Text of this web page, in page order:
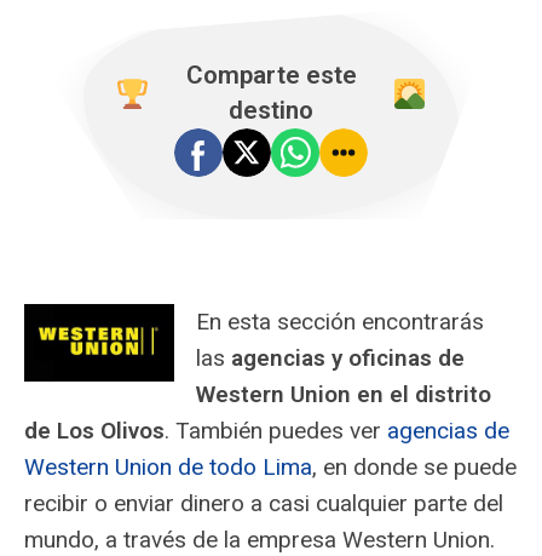
Comparte este
destino
En esta sección encontrarás
las agencias y oficinas de
Western Union en el distrito
de Los Olivos. También puedes ver agencias de
Western Union de todo Lima, en donde se puede
recibir o enviar dinero a casi cualquier parte del
mundo, a través de la empresa Western Union.